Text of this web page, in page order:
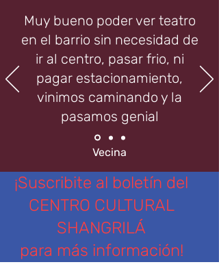
Muy bueno poder ver teatro
en el barrio sin necesidad de
ir al centro, pasar frio, ni
pagar estacionamiento,
vinimos caminando y la
pasamos genial
Vecina
¡Suscribite al boletín del
CENTRO CULTURAL
SHANGRILÁ
para más información!